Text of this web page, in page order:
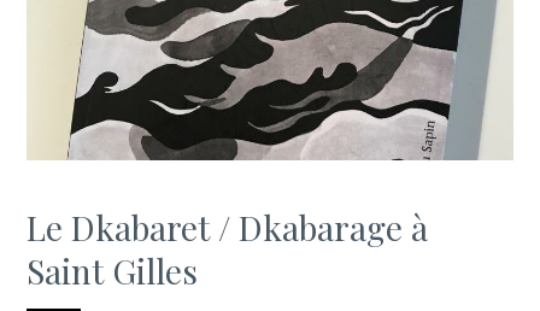
Le Dkabaret / Dkabarage à
Saint Gilles